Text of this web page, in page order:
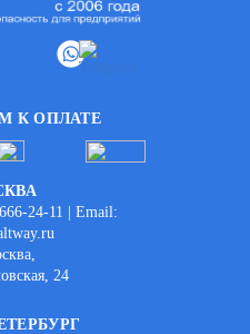
К ОПЛАТЕ
24-11 | Email:
24